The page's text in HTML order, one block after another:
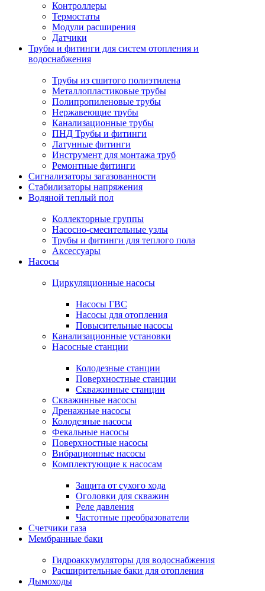
Контроллеры
Термостаты
Модули расширения
Датчики
Трубы и фитинги для систем отопления и
водоснабжения
Трубы из сшитого полиэтилена
Металлопластиковые трубы
Полипропиленовые трубы
Нержавеющие трубы
Канализационные трубы
ПНД Трубы и фитинги
Латунные фитинги
Инструмент для монтажа труб
Ремонтные фитинги
Сигнализаторы загазованности
Стабилизаторы напряжения
Водяной теплый пол
Коллекторные группы
Насосно-смесительные узлы
Трубы и фитинги для теплого пола
Аксессуары
Насосы
Циркуляционные насосы
Насосы ГВС
Насосы для отопления
Повысительные насосы
Канализационные установки
Насосные станции
Колодезные станции
Поверхностные станции
Скважинные станции
Скважинные насосы
Дренажные насосы
Колодезные насосы
Фекальные насосы
Поверхностные насосы
Вибрационные насосы
Комплектующие к насосам
Защита от сухого хода
Оголовки для скважин
Реле давления
Частотные преобразователи
Счетчики газа
Мембранные баки
Гидроаккумуляторы для водоснабжения
Расширительные баки для отопления
Дымоходы